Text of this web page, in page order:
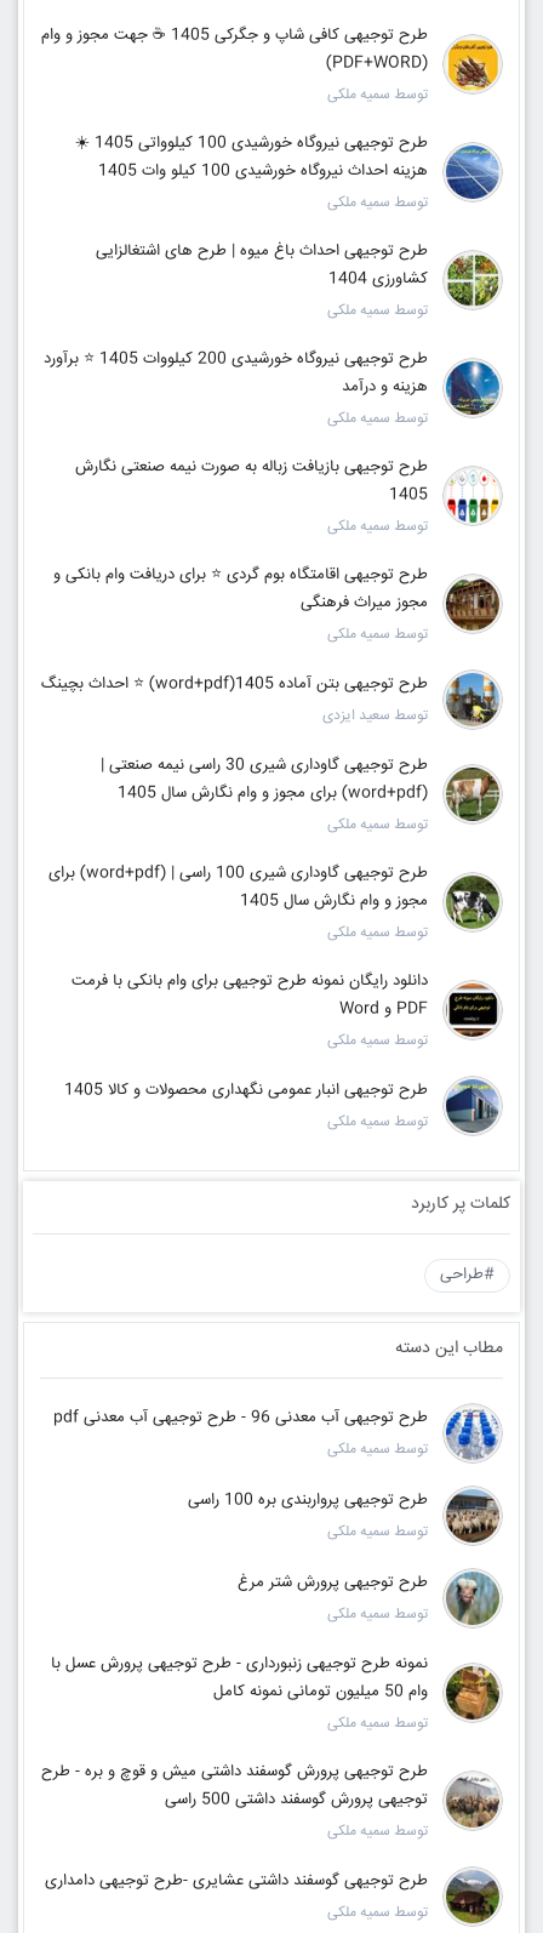
طرح توجیهی کافی شاپ و جگرکی 1405 ☕ جهت مجوز و وام
(PDF+WORD)
توسط سمیه ملکی
طرح توجیهی نیروگاه خورشیدی 100 کیلوواتی 1405 ☀️
هزینه احداث نیروگاه خورشیدی 100 کیلو وات 1405
توسط سمیه ملکی
طرح توجیهی احداث باغ میوه | طرح های اشتغالزایی
کشاورزی 1404
توسط سمیه ملکی
طرح توجیهی نیروگاه خورشیدی 200 کیلووات 1405 ⭐️ برآورد
هزینه و درآمد
توسط سمیه ملکی
طرح توجیهی بازیافت زباله به صورت نیمه صنعتی نگارش
1405
توسط سمیه ملکی
طرح توجیهی اقامتگاه بوم گردی ⭐ برای دریافت وام بانکی و
مجوز میراث فرهنگی
توسط سمیه ملکی
طرح توجیهی بتن آماده 1405(word+pdf) ⭐ احداث بچینگ
توسط سعید ایزدی
طرح توجیهی گاوداری شیری 30 راسی نیمه صنعتی |
(word+pdf) برای مجوز و وام نگارش سال 1405
توسط سمیه ملکی
طرح توجیهی گاوداری شیری 100 راسی | (word+pdf) برای
مجوز و وام نگارش سال 1405
توسط سمیه ملکی
دانلود رایگان نمونه طرح توجیهی برای وام بانکی با فرمت
PDF و Word
توسط سمیه ملکی
طرح توجیهی انبار عمومی نگهداری محصولات و کالا 1405
توسط سمیه ملکی
کلمات پر کاربرد
#طراحی
مطاب این دسته
طرح توجیهی آب معدنی 96 - طرح توجیهی آب معدنی pdf
توسط سمیه ملکی
طرح توجیهی پرواربندی بره 100 راسی
توسط سمیه ملکی
طرح توجیهی پرورش شتر مرغ
توسط سمیه ملکی
نمونه طرح توجیهی زنبورداری - طرح توجیهی پرورش عسل با
وام 50 میلیون تومانی نمونه کامل
توسط سمیه ملکی
طرح توجیهی پرورش گوسفند داشتی میش و قوچ و بره - طرح
توجیهی پرورش گوسفند داشتی 500 راسی
توسط سمیه ملکی
طرح توجیهی گوسفند داشتی عشایری -طرح توجیهی دامداری
توسط سمیه ملکی